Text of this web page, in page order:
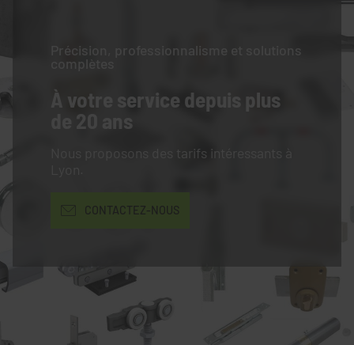
Précision, professionnalisme et solutions
complètes
À votre service depuis plus
de 20 ans
Nous proposons des tarifs intéressants à
CONTACTEZ-NOUS